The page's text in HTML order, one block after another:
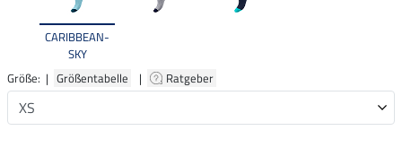
CARIBBEAN-
SKY
Größe: | Größentabelle | Ratgeber